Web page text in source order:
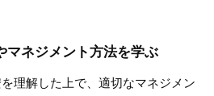
マネジメント方法を学ぶ
理解した上で、適切なマネジメン